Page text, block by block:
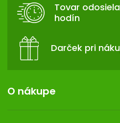
Tovar
hodín
Darček pri
O nákupe